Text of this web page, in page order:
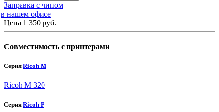
Заправка с чипом
в нашем офисе
Цена 1 350 руб.
Совместимость с принтерами
Серия Ricoh M
Ricoh M 320
Серия Ricoh P